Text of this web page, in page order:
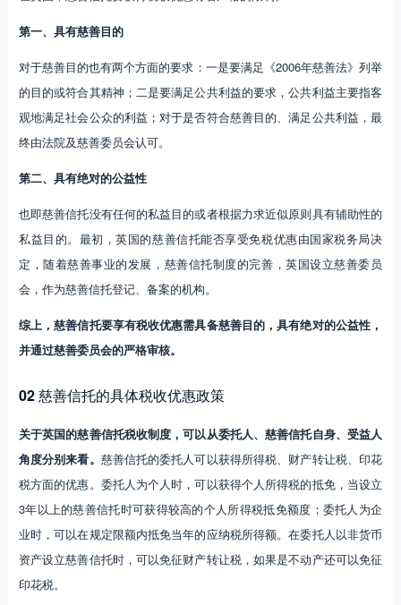
第一、具有慈善目的
对于慈善目的也有两个方面的要求：一是要满足《2006年慈善法》列举
的目的或符合其精神；二是要满足公共利益的要求，公共利益主要指客
观地满足社会公众的利益；对于是否符合慈善目的、满足公共利益，最
终由法院及慈善委员会认可。
第二、具有绝对的公益性
也即慈善信托没有任何的私益目的或者根据力求近似原则具有辅助性的
私益目的。最初，英国的慈善信托能否享受免税优惠由国家税务局决
定，随着慈善事业的发展，慈善信托制度的完善，英国设立慈善委员
会，作为慈善信托登记、备案的机构。
综上，慈善信托要享有税收优惠需具备慈善目的，具有绝对的公益性，
并通过慈善委员会的严格审核。
02慈善信托的具体税收优惠政策
关于英国的慈善信托税收制度，可以从委托人、慈善信托自身、受益人
角度分别来看。 慈善信托的委托人可以获得所得税、财产转让税、印花
税方面的优惠。委托人为个人时，可以获得个人所得税的抵免，当设立
3年以上的慈善信托时可获得较高的个人所得税抵免额度；委托人为企
业时，可以在规定限额内抵免当年的应纳税所得额。在委托人以非货币
资产设立慈善信托时，可以免征财产转让税，如果是不动产还可以免征
印花税。